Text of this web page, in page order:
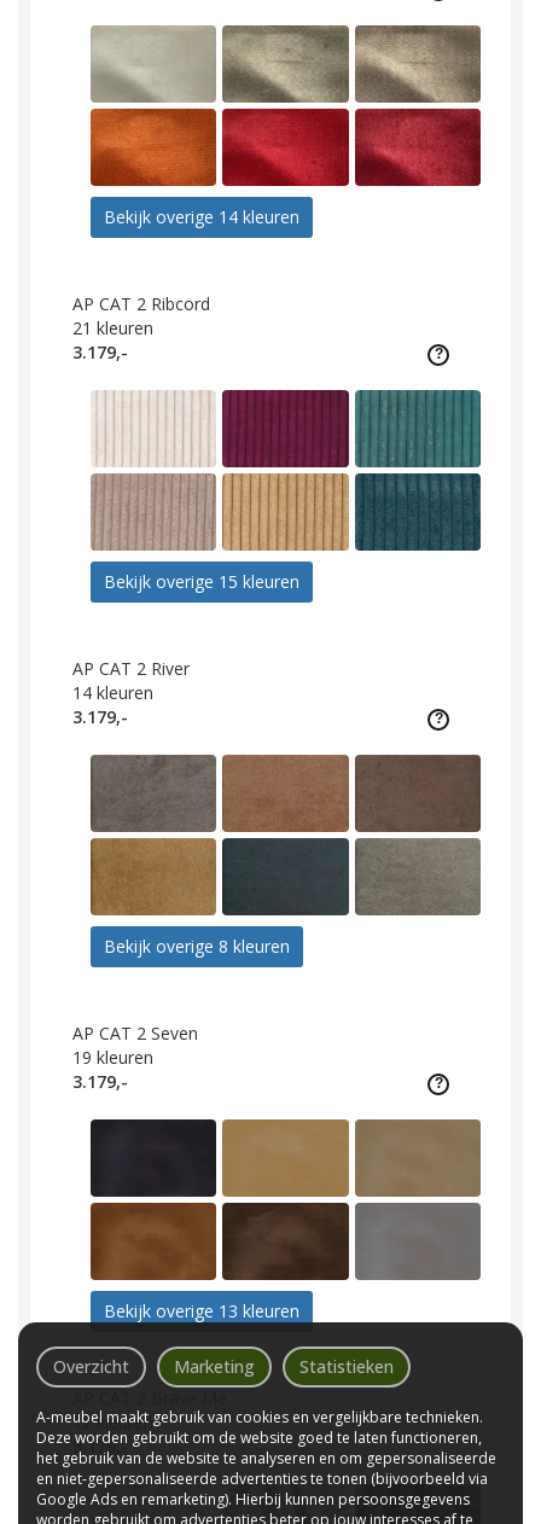
Bekijk overige 14 kleuren
AP CAT 2 Ribcord
21 kleuren
3.179,-
Bekijk overige 15 kleuren
AP CAT 2 River
14 kleuren
3.179,-
Bekijk overige 8 kleuren
AP CAT 2 Seven
19 kleuren
3.179,-
Bekijk overige 13 kleuren
12 kleuren
3.179,-
Overzicht Marketing Statistieken
A-meubel maakt gebruik van cookies en vergelijkbare technieken.
Deze worden gebruikt om de website goed te laten functioneren,
het gebruik van de website te analyseren en om gepersonaliseerde
en niet-gepersonaliseerde advertenties te tonen (bijvoorbeeld via
Google Ads en remarketing). Hierbij kunnen persoonsgegevens
worden gebruikt om advertenties beter op jouw interesses af te